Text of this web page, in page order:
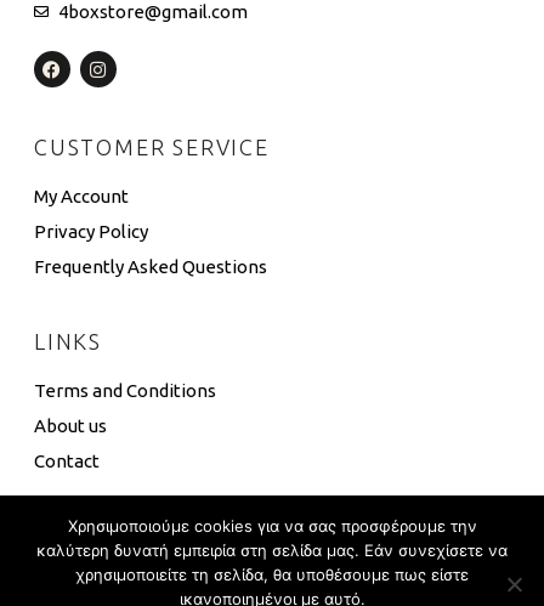
4boxstore@gmail.com
CUSTOMER SERVICE
My Account
Privacy Policy
Frequently Asked Questions
LINKS
Terms and Conditions
About us
Contact
4 Box © Eshop Development Global Touch
Χρησιμοποιούμε cookies για να σας προσφέρουμε την
καλύτερη δυνατή εμπειρία στη σελίδα μας. Εάν συνεχίσετε να
χρησιμοποιείτε τη σελίδα, θα υποθέσουμε πως είστε
ικανοποιημένοι με αυτό.